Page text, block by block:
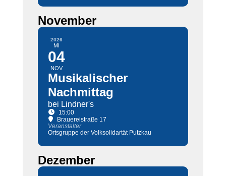
November
2026
MI
04
NOV
Musikalischer
Nachmittag
bei Lindner's
15:00
Brauereistraße 17
Veranstalter
Ortsgruppe der Volksolidartät Putzkau
Dezember